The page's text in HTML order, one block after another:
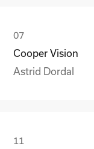
Cooper Vision
Astrid Dordal